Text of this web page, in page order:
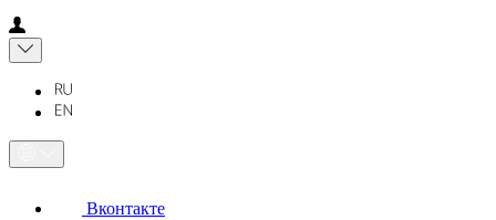
Вконтакте